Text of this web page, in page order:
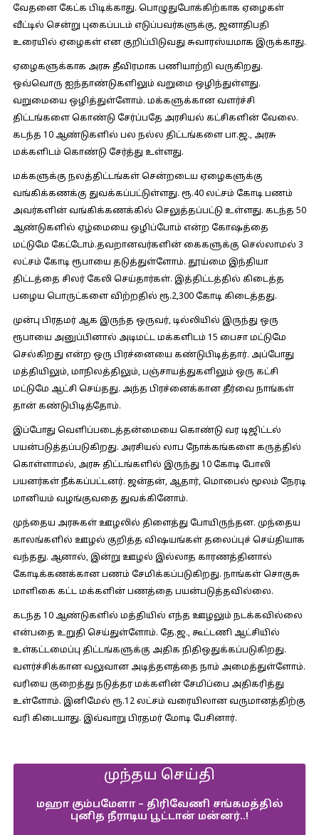
வேதனை கேட்க பிடிக்காது. பொழுதுபோக்கிற்காக ஏழைகள்
வீட்டில் சென்று புகைப்படம் எடுப்பவர்களுக்கு, ஜனாதிபதி
உரையில் ஏழைகள் என குறிப்பிடுவது சுவாரஸ்யமாக இருக்காது.
ஏழைகளுக்காக அரசு தீவிரமாக பணியாற்றி வருகிறது.
ஒவ்வொரு ஐந்தாண்டுகளிலும் வறுமை ஒழிந்துள்ளது.
வறுமையை ஒழித்துள்ளோம். மக்களுக்கான வளர்ச்சி
திட்டங்களை கொண்டு சேர்ப்பதே அரசியல் கட்சிகளின் வேலை.
கடந்த 10 ஆண்டுகளில் பல நல்ல திட்டங்களை பா.ஜ., அரசு
மக்களிடம் கொண்டு சேர்த்து உள்ளது.
மக்களுக்கு நலத்திட்டங்கள் சென்றடைய ஏழைகளுக்கு
வங்கிக்கணக்கு துவக்கப்பட்டுள்ளது. ரூ.40 லட்சம் கோடி பணம்
அவர்களின் வங்கிக்கணக்கில் செலுத்தப்பட்டு உள்ளது. கடந்த 50
ஆண்டுகளில் ஏழ்மையை ஒழிப்போம் என்ற கோஷத்தை
மட்டுமே கேட்டோம்.தவறானவர்களின் கைகளுக்கு செல்லாமல் 3
லட்சம் கோடி ரூபாயை தடுத்துள்ளோம். தூய்மை இந்தியா
திட்டத்தை சிலர் கேலி செய்தார்கள். இத்திட்டத்தில் கிடைத்த
பழைய பொருட்களை விற்றதில் ரூ.2,300 கோடி கிடைத்தது.
முன்பு பிரதமர் ஆக இருந்த ஒருவர், டில்லியில் இருந்து ஒரு
ரூபாயை அனுப்பினால் அடிமட்ட மக்களிடம் 15 பைசா மட்டுமே
செல்கிறது என்ற ஒரு பிரச்னையை கண்டுபிடித்தார். அப்போது
மத்தியிலும், மாநிலத்திலும், பஞ்சாயத்துகளிலும் ஒரு கட்சி
மட்டுமே ஆட்சி செய்தது. அந்த பிரச்னைக்கான தீர்வை நாங்கள்
தான் கண்டுபிடித்தோம்.
இப்போது வெளிப்படைத்தன்மையை கொண்டு வர டிஜிட்டல்
பயன்படுத்தப்படுகிறது. அரசியல் லாப நோக்கங்களை கருத்தில்
கொள்ளாமல், அரசு திட்டங்களில் இருந்து 10 கோடி போலி
பயனர்கள் நீக்கப்பட்டனர். ஜன்தன், ஆதார், மொபைல் மூலம் நேரடி
மானியம் வழங்குவதை துவக்கினோம்.
முந்தைய அரசுகள் ஊழலில் திளைத்து போயிருந்தன. முந்தைய
காலங்களில் ஊழல் குறித்த விஷயங்கள் தலைப்புச் செய்தியாக
வந்தது. ஆனால், இன்று ஊழல் இல்லாத காரணத்தினால்
கோடிக்கணக்கான பணம் சேமிக்கப்படுகிறது. நாங்கள் சொகுசு
மாளிகை கட்ட மக்களின் பணத்தை பயன்படுத்தவில்லை.
கடந்த 10 ஆண்டுகளில் மத்தியில் எந்த ஊழலும் நடக்கவில்லை
என்பதை உறுதி செய்துள்ளோம். தே.ஜ., கூட்டணி ஆட்சியில்
உள்கட்டமைப்பு திட்டங்களுக்கு அதிக நிதிஒதுக்கப்படுகிறது.
வளர்ச்சிக்கான வலுவான அடித்தளத்தை நாம் அமைத்துள்ளோம்.
வரியை குறைத்து நடுத்தர மக்களின் சேமிப்பை அதிகரித்து
உள்ளோம். இனிமேல் ரூ.12 லட்சம் வரையிலான வருமானத்திற்கு
வரி கிடையாது. இவ்வாறு பிரதமர் மோடி பேசினார்.
முந்தய செய்தி
மஹா கும்பமேளா – திரிவேணி சங்கமத்தில்
புனித நீராடிய பூட்டான் மன்னர்..!